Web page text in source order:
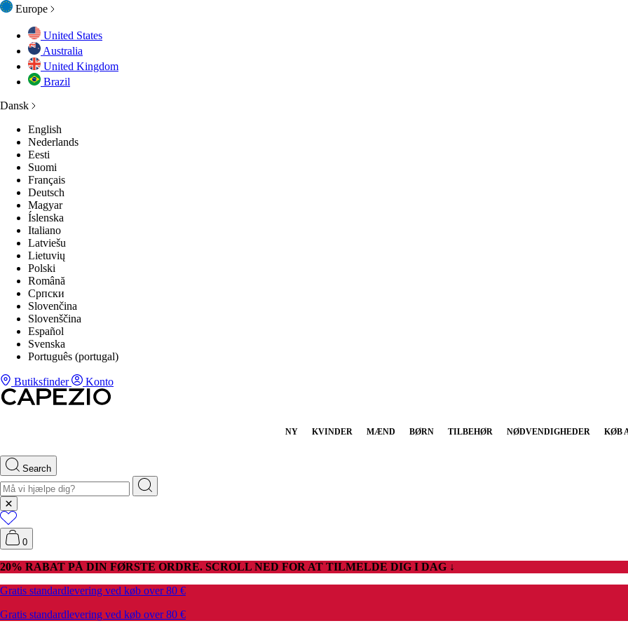
Europe
United States
Australia
United Kingdom
Brazil
Dansk
English
Nederlands
Eesti
Suomi
Français
Deutsch
Magyar
Íslenska
Italiano
Latviešu
Lietuvių
Polski
Română
Српски
Slovenčina
Slovenščina
Español
Svenska
Português (portugal)
Butiksfinder Konto
NY KVINDER MÆND BØRN TILBEHØR NØDVENDIGHEDER KØB
Search
0
20% RABAT PÅ DIN FØRSTE ORDRE. SCROLL NED FOR AT TILMELDE DIG I DAG ↓
Gratis standardlevering ved køb over 80 €
Gratis standardlevering ved køb over 80 €